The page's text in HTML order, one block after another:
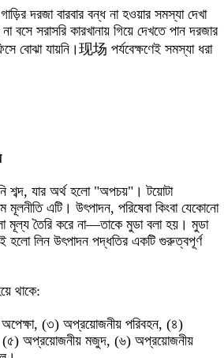
দরজা বারবার বন্ধ না হওয়ার সমস্যা দেখা
বসে সরাসরি কারখানায় গিয়ে দেখতে পান দরজার
বোঝা যায়নি।现场 পর্যবেক্ষণেই সমস্যা ধরা
শব্দ, যার অর্থ হলো "অপচয়"। টয়োটা
এটি। উৎপাদন, পরিষেবা কিংবা যেকোনো
মূল্য তৈরি করে না—তাকে মুডা বলা হয়। মুডা
হলো লিন উৎপাদন পদ্ধতির একটি গুরুত্বপূর্ণ
থাকে:
(৩) অপ্রয়োজনীয় পরিবহন, (৪)
(৫) অপ্রয়োজনীয় মজুদ, (৬) অপ্রয়োজনীয়